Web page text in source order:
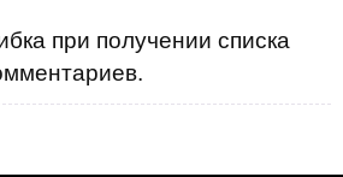
при получении списка